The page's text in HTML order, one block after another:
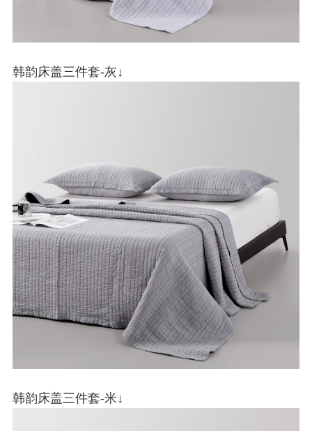
韩韵床盖三件套-灰↓
韩韵床盖三件套-米↓